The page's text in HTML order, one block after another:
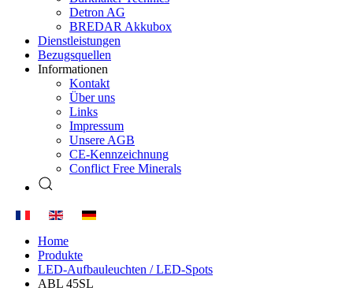
Detron AG
BREDAR Akkubox
Dienstleistungen
Bezugsquellen
Informationen
Kontakt
Über uns
Links
Impressum
Unsere AGB
CE-Kennzeichnung
Conflict Free Minerals
Home
Produkte
LED-Aufbauleuchten / LED-Spots
ABL 45SL